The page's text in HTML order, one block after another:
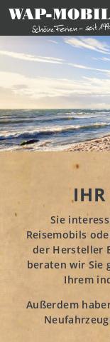
Sie
Reisemobils
der Hersteller
beraten wir Sie
Ihrem
Außerdem